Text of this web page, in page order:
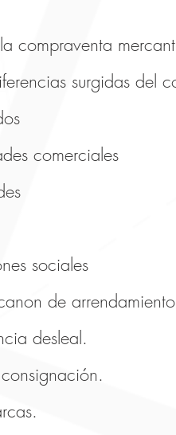
compraventa
surgidas del
comerciales
sociales
de
desleal.